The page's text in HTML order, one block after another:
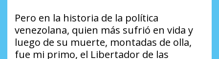
Pero en la historia de la política
venezolana, quien más sufrió en vida y
luego de su muerte, montadas de olla,
fue mi primo, el Libertador de las